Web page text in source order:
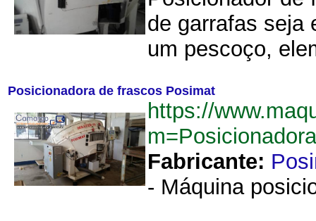
de garrafas seja
um pescoço,
Posicionadora de frascos Posimat
https://
Fabricante:
- Máquina